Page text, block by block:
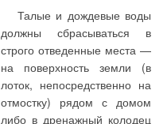
Талые и дождевые воды
должны сбрасываться в
строго отведенные места —
на поверхность земли (в
лоток, непосредственно на
отмостку) рядом с домом
либо в дренажный колодец
В 2011 году
Mitsubishi Heavy
Industries(MHI)
запускает линейку
специальных
аксессуаров для
Новый типоряд Etaline-R
включает 14 типоразмеров,
максимальная мощность
двигателя Etaline-R
составляет 315 кВт.
Максимальная подача —